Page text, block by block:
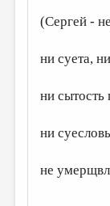
ПЕРЕВОДЫ
КОНКУРСЫ
ОБЗОР
СТРАНИЦЫ
(Сергей -
ни суета,
ни
ни
не